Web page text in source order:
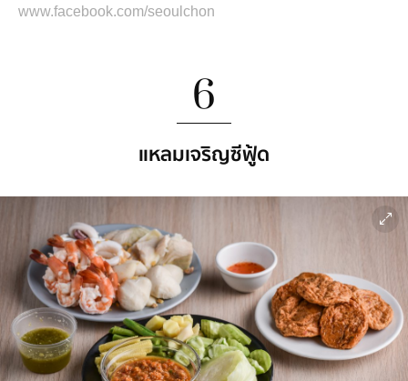
www.facebook.com/seoulchon
6
แหลมเจริญซีฟู้ด